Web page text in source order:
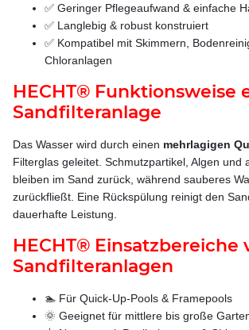
✅ Geringer Pflegeaufwand & einfache
✅ Langlebig & robust konstruiert
✅ Kompatibel mit Skimmern,
Chloranlagen
HECHT® Funktionsweise
Sandfilteranlage
Das Wasser wird durch einen mehrlagigen
Filterglas geleitet. Schmutzpartikel, Algen und
bleiben im Sand zurück, während sauberes
zurückfließt. Eine Rückspülung reinigt den
dauerhafte Leistung.
HECHT® Einsatzbereiche
Sandfilteranlagen
🏊 Für Quick-Up-Pools & Framepools
🌞 Geeignet für mittlere bis große